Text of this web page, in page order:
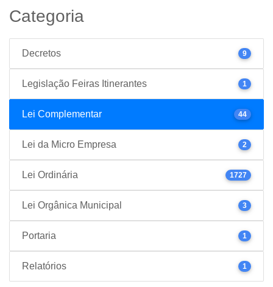
Categoria
Decretos 9
Legislação Feiras Itinerantes 1
Lei Complementar 44
Lei da Micro Empresa 2
Lei Ordinária 1727
Lei Orgânica Municipal 3
Portaria 1
Relatórios 1